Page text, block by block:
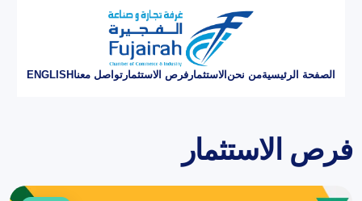
ENGLISH تواصل معنا فرص الاستثمار الاستثمار من نحنالصفحة الرئيسية
فرص الاستثمار